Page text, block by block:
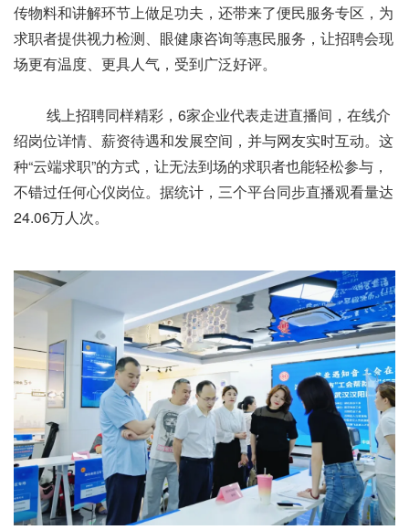
传物料和讲解环节上做足功夫，还带来了便民服务专区，为
求职者提供视力检测、眼健康咨询等惠民服务，让招聘会现
场更有温度、更具人气，受到广泛好评。
线上招聘同样精彩，6家企业代表走进直播间，在线介
绍岗位详情、薪资待遇和发展空间，并与网友实时互动。这
种“云端求职”的方式，让无法到场的求职者也能轻松参与，
不错过任何心仪岗位。据统计，三个平台同步直播观看量达
24.06万人次。